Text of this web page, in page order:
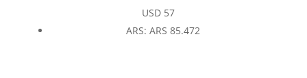
USD57
ARS: ARS 85.472